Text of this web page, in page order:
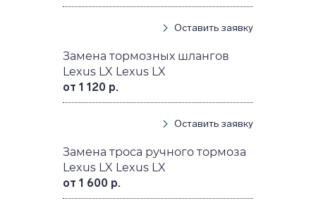
Оставить заявку
Замена тормозных шлангов
Lexus LX Lexus LX
от 1 120 р.
Оставить заявку
Замена троса ручного тормоза
Lexus LX Lexus LX
от 1 600 р.